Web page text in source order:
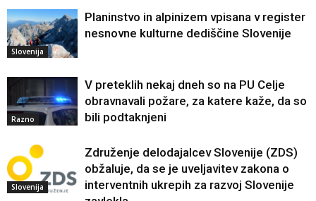
Slovenija
Planinstvo in alpinizem vpisana v register
nesnovne kulturne dediščine Slovenije
Razno
V preteklih nekaj dneh so na PU Celje
obravnavali požare, za katere kaže, da so
bili podtaknjeni
Slovenija
Združenje delodajalcev Slovenije (ZDS)
obžaluje, da se je uveljavitev zakona o
interventnih ukrepih za razvoj Slovenije